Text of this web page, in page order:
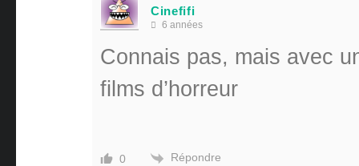
Cinefifi
6 années
Connais pas, mais avec
films d’horreur
0 Répondre